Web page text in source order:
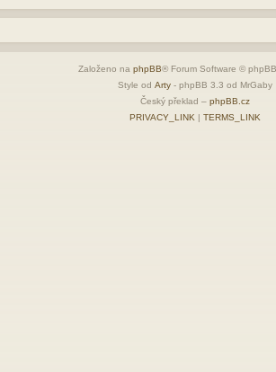
Založeno na phpBB® Forum Software ©
Style od Arty - phpBB 3.3 od MrGaby
Český překlad – phpBB.cz
PRIVACY_LINK | TERMS_LINK